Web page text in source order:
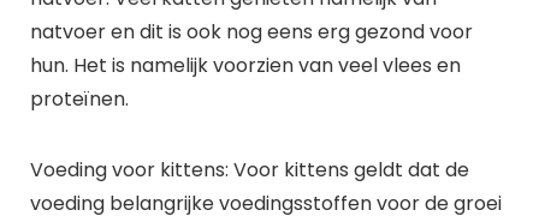
natvoer en dit is ook nog eens erg gezond voor
hun. Het is namelijk voorzien van veel vlees en
proteïnen.
Voeding voor kittens: Voor kittens geldt dat de
voeding belangrijke voedingsstoffen voor de groei